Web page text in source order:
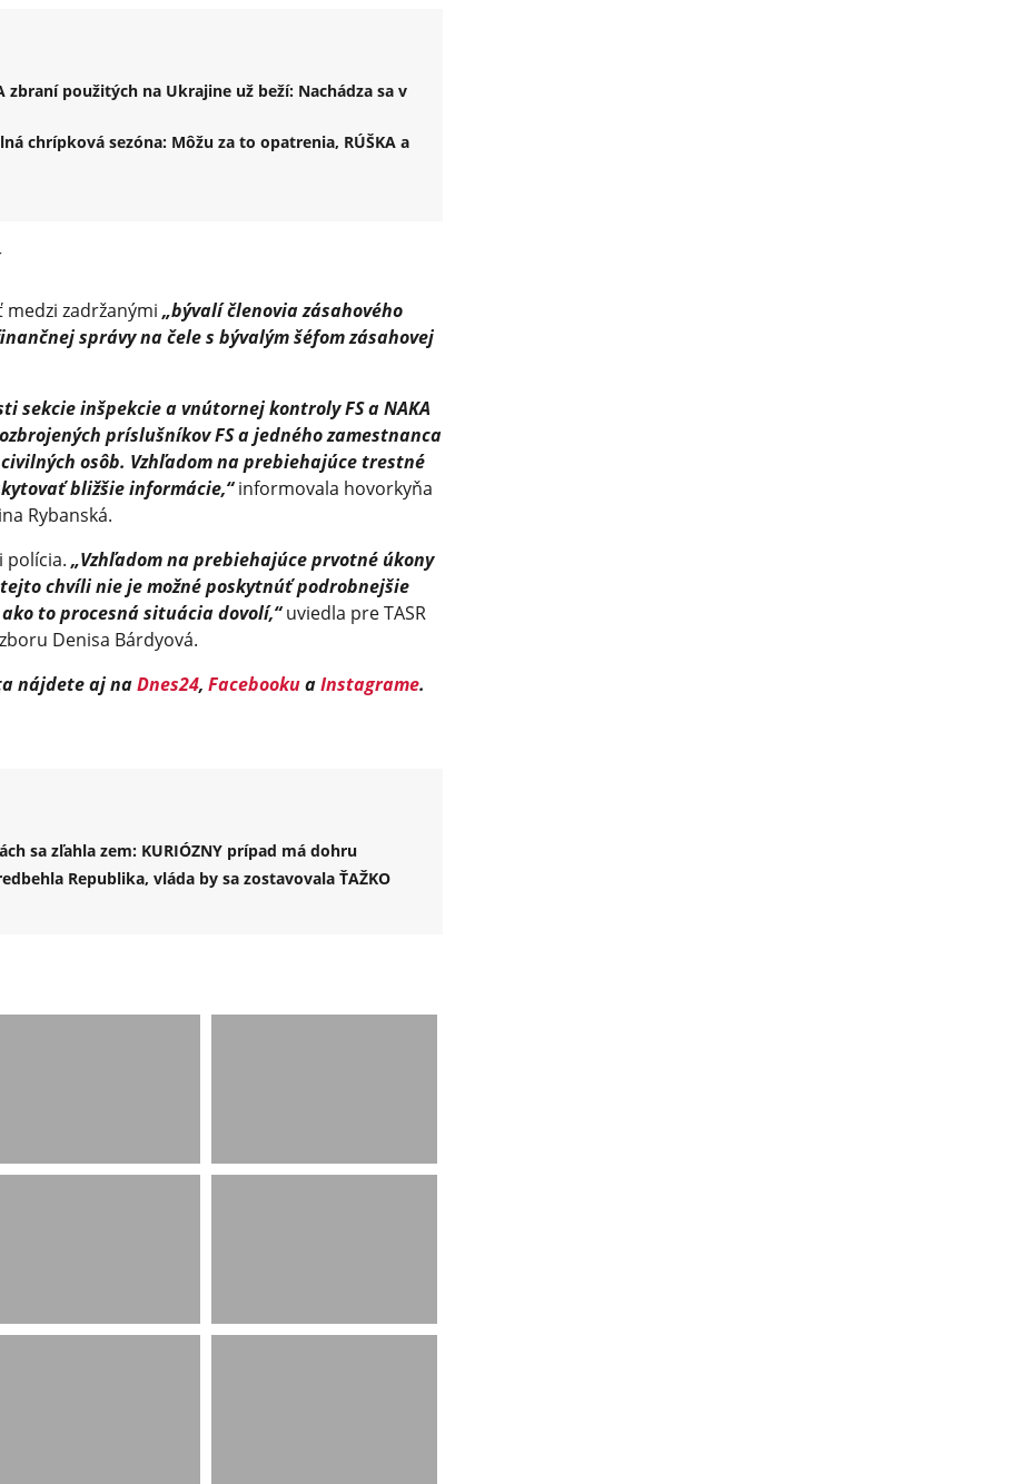
zbraní použitých na Ukrajine už beží: Nachádza sa v
chrípková sezóna: Môžu za to opatrenia, RÚŠKA a
medzi zadržanými „bývalí členovia zásahového
správy na čele s bývalým šéfom zásahovej
sekcie inšpekcie a vnútornej kontroly FS a NAKA
príslušníkov FS a jedného zamestnanca
osôb. Vzhľadom na prebiehajúce trestné
bližšie informácie,“informovala hovorkyňa
Rybanská.
polícia. „Vzhľadom na prebiehajúce prvotné úkony
chvíli nie je možné poskytnúť podrobnejšie
to procesná situácia dovolí,“uviedla pre TASR
Denisa Bárdyová.
nájdete aj naDnes24, FacebookuaInstagrame.
sa zľahla zem: KURIÓZNY prípad má dohru
Republika, vláda by sa zostavovala ŤAŽKO